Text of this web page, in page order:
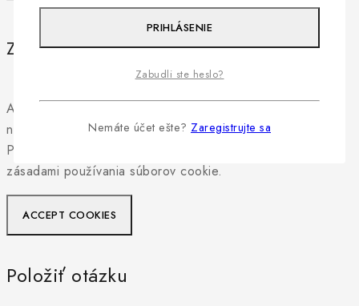
Záleží nám na vašom súkromí
Aby sme vám mohli poskytnúť personalizovaný zážitok z
nakupovania, naša stránka používa súbory cookie.
Pokračovaním v používaní tejto stránky súhlasíte s našimi
zásadami používania súborov cookie.
ACCEPT COOKIES
Položiť otázku
PRIHLÁSENIE
Zabudli ste heslo?
Nemáte účet ešte? Zaregistrujte sa